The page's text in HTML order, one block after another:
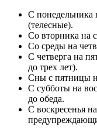
С понедельника
(телесные).
Со вторника на
Со среды на
С четверга на
до трех лет).
Сны с пятницы
С субботы на
до обеда.
С воскресенья